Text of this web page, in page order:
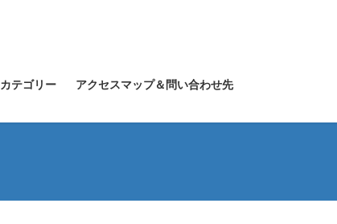
カテゴリー アクセスマップ＆問い合わせ先